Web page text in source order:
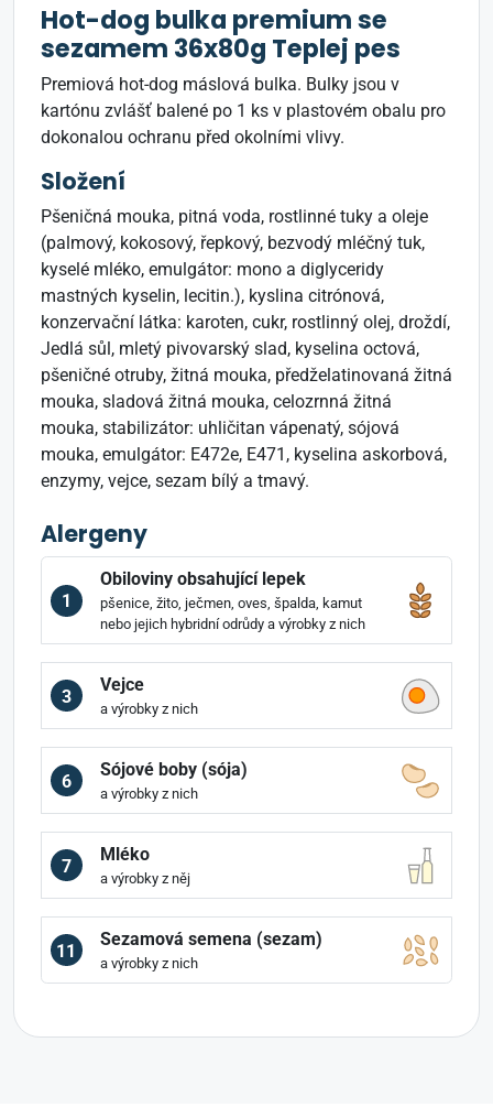
Hot-dog bulka premium se
sezamem 36x80g Teplej pes
Premiová hot-dog máslová bulka. Bulky jsou v
kartónu zvlášť balené po 1 ks v plastovém obalu pro
dokonalou ochranu před okolními vlivy.
Složení
Pšeničná mouka, pitná voda, rostlinné tuky a oleje
(palmový, kokosový, řepkový, bezvodý mléčný tuk,
kyselé mléko, emulgátor: mono a diglyceridy
mastných kyselin, lecitin.), kyslina citrónová,
konzervační látka: karoten, cukr, rostlinný olej, droždí,
Jedlá sůl, mletý pivovarský slad, kyselina octová,
pšeničné otruby, žitná mouka, předželatinovaná žitná
mouka, sladová žitná mouka, celozrnná žitná
mouka, stabilizátor: uhličitan vápenatý, sójová
mouka, emulgátor: E472e, E471, kyselina askorbová,
enzymy, vejce, sezam bílý a tmavý.
Alergeny
1
Obiloviny obsahující lepek
pšenice, žito, ječmen, oves, špalda, kamut
nebo jejich hybridní odrůdy a výrobky z nich
3
Vejce
a výrobky z nich
6
Sójové boby (sója)
a výrobky z nich
7
Mléko
a výrobky z něj
11
Sezamová semena (sezam)
a výrobky z nich